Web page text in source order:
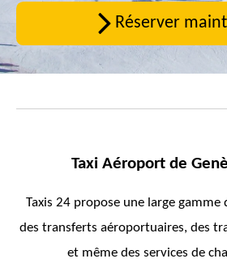
Réserver
Taxi Aéroport de
Taxis 24 propose une large gamme
des transferts aéroportuaires, des
et même des services de